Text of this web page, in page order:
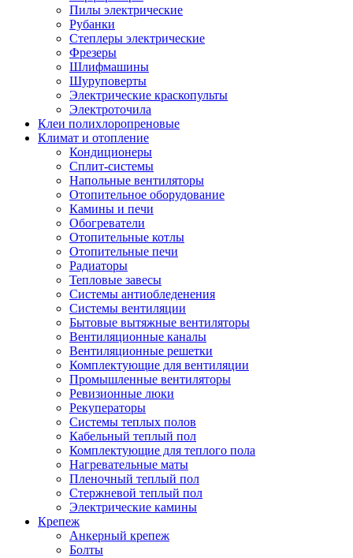
Пилы электрические
Рубанки
Степлеры электрические
Фрезеры
Шлифмашины
Шуруповерты
Электрические краскопульты
Электроточила
Клеи полихлоропреновые
Климат и отопление
Кондиционеры
Сплит-системы
Напольные вентиляторы
Отопительное оборудование
Камины и печи
Обогреватели
Отопительные котлы
Отопительные печи
Радиаторы
Тепловые завесы
Системы антиобледенения
Системы вентиляции
Бытовые вытяжные вентиляторы
Вентиляционные каналы
Вентиляционные решетки
Комплектующие для вентиляции
Промышленные вентиляторы
Ревизионные люки
Рекуператоры
Системы теплых полов
Кабельный теплый пол
Комплектующие для теплого пола
Нагревательные маты
Пленочный теплый пол
Стержневой теплый пол
Электрические камины
Крепеж
Анкерный крепеж
Болты